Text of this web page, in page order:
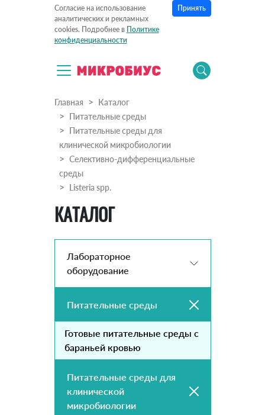
Согласие на использование
аналитических и рекламных
cookies. Подробнее в Политике
конфиденциальности
Принять
Главная
Каталог
Питательные среды
Питательные среды для
клинической микробиологии
Селективно-дифференциальные
среды
Listeria spp.
КАТАЛОГ
Лабораторное
оборудование
Питательные среды
Готовые питательные среды с
бараньей кровью
Питательные среды для
клинической
микробиологии